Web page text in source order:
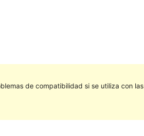
de compatibilidad si se utiliza con las